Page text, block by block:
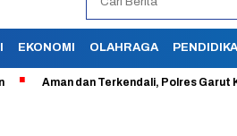
EKONOMI OLAHRAGA
Aman dan Terkendali, Polres Garut Kawal